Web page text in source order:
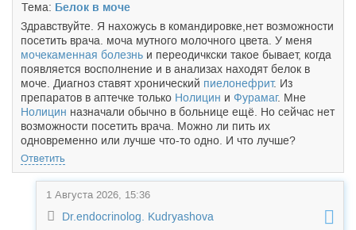
Тема: Белок в моче
Здравствуйте. Я нахожусь в командировке,нет возможности
посетить врача. моча мутного молочного цвета. У меня
мочекаменная болезнь и переодичкски такое бывает, когда
появляется восполнение и в анализах находят белок в
моче. Диагноз ставят хронический пиелонефрит. Из
препаратов в аптечке только Нолицин и Фурамаг. Мне
Нолицин назначали обычно в больнице ещё. Но сейчас нет
возможности посетить врача. Можно ли пить их
одновременно или лучше что-то одно. И что лучше?
Ответить
1 Августа 2026, 15:36
Dr.endocrinolog. Kudryashova